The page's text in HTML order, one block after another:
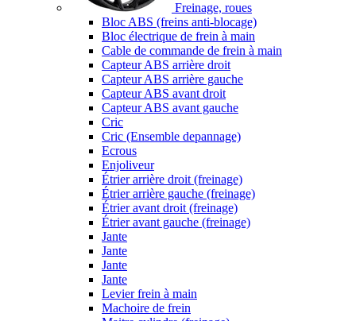
Freinage, roues
Bloc ABS (freins anti-blocage)
Bloc électrique de frein à main
Cable de commande de frein à main
Capteur ABS arrière droit
Capteur ABS arrière gauche
Capteur ABS avant droit
Capteur ABS avant gauche
Cric
Cric (Ensemble depannage)
Ecrous
Enjoliveur
Étrier arrière droit (freinage)
Étrier arrière gauche (freinage)
Étrier avant droit (freinage)
Étrier avant gauche (freinage)
Jante
Jante
Jante
Jante
Levier frein à main
Machoire de frein